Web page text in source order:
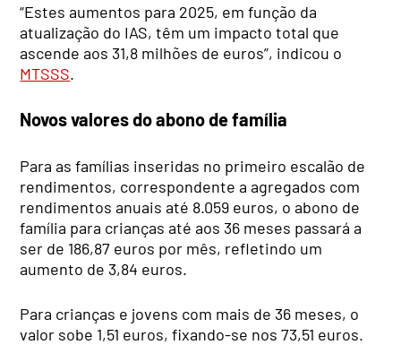
“Estes aumentos para 2025, em função da
atualização do IAS, têm um impacto total que
ascende aos 31,8 milhões de euros”, indicou o
MTSSS.
Novos valores do abono de família
Para as famílias inseridas no primeiro escalão de
rendimentos, correspondente a agregados com
rendimentos anuais até 8.059 euros, o abono de
família para crianças até aos 36 meses passará a
ser de 186,87 euros por mês, refletindo um
aumento de 3,84 euros.
Para crianças e jovens com mais de 36 meses, o
valor sobe 1,51 euros, fixando-se nos 73,51 euros.